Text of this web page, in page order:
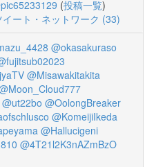
(投稿一覧)
イート・ネットワーク (33)
@okasakuraso
@Misawakitakita
@ut22bo @OolongBreaker
@KomeijiIkeda
@Hallucigeni
@4T21l2K3nAZmBzO